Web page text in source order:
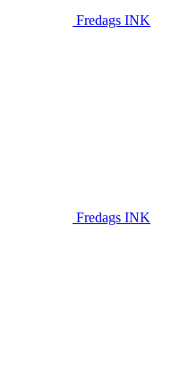
Fredags INK
Fredags INK